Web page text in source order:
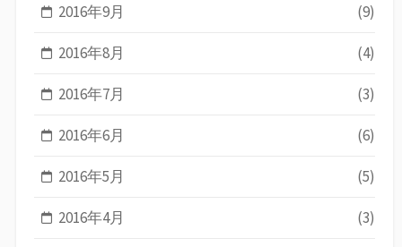
2016年9月 (9)
2016年8月 (4)
2016年7月 (3)
2016年6月 (6)
2016年5月 (5)
2016年4月 (3)